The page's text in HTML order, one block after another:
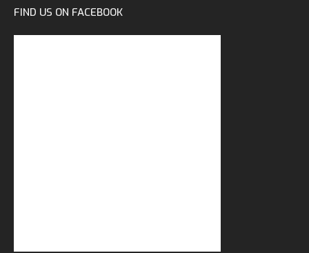
FIND US ON FACEBOOK